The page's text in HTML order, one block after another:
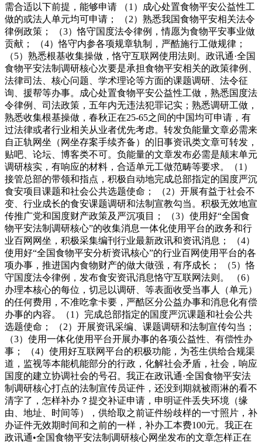
需合适以下前提，能够申请 （1）成心处置食物平安公益性工
做的或法人单元均可申请； （2）熟悉我国食物平安相关法令
律例政策； （3）恪守国度法令律例，情愿为食物平安事业做
贡献； （4）恪守内参各项规章轨制，严酷施行工做规律；
（5）熟悉根基收集操做，恪守互联网使用法则。政讯通·全国
食物平安法制调研核心次要是承担食物平安相关的政策律例、
法律司法、核心问题、学术理论等方面的课题调研、法令征
询、援帮等办事。成心处置食物平安公益性工做，熟悉国度法
令律例、司法政策，五年内无违法犯罪记实；熟悉调研工做，
熟悉收集根基操做，春秋正在25-65之间的中国均可申请，有
过法律或者行业相关从业者优先考虑。转发负能量文章必需来
自正轨网坐（网坐存案手续齐备）的旧事资讯类文章可转发，
贴吧、论坛、博客类不可。负能量的文章发布必需是颠末单元
调研核实，有响应的材料，合适单元工做范畴等要求。（1）
接管总部的带领和指点，积极自动地完成总部指定的国度严沉
食安项目课题和社会公共选题使命； （2）开展有益于社会不
变、行业成长的食安课题调研和法制宣教勾当。积极无效地宣
传推广党和国度财产政策及严沉项目； （3）使用好“全国食
物平安法制调研核心”的收集消息一体化使用平台的政务和行
业百网网坐，积极采集编刊行业最新政讯和资讯消息； （4）
使用好“全国食物平安分析资讯核心”的行业百网使用平台的各
项办事，推进国内食物财产的做大做强，有序成长； （5）恪
守国度法令律例，发布食安资讯消息恪守互联网法则。 （6）
办理本核心的每位，切忌以调研、等表面收受当事人（单元）
的任何费用，不准吃拿卡要，严酷区分公益办事和消息化有偿
办事的内容。（1）完成总部指定的国度严沉课题和社会公共
选题使命； （2）开展资讯采编、课题调研和法制宣传勾当；
（3）使用一体化使用平台开展办事的各项公益性、有偿性办
事； （4）使用好互联网平台的积极功能，为苍生供给合规渠
道，监视等本能机能部分的行政，化解社会矛盾，社会，响应
国度的建立协调社会的号召。我正在政讯通·全国食物平安法
制调研核心打点的法制宣传员证件，还没到期就被雨淋的看不
清字了，怎样补办？提交补证申请，申明证件丢失环境（缘
由、地址、时间等），供给取之前证件纷歧样的一寸照片，补
办证件无效期时间和之前的一样，补办工本费100元。我正在
政讯通•全国食物平安法制调研核心网坐发布的文章怎样正在